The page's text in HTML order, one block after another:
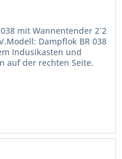
mit Wannentender 2´2
Dampflok BR 038
Indusikasten und
auf der rechten Seite.